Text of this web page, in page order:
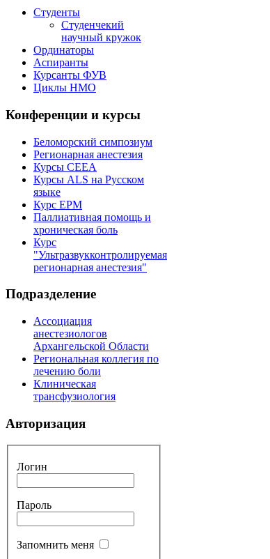
Студенты
Студенчекий
научный кружок
Ординаторы
Аспиранты
Курсанты ФУВ
Циклы НМО
Конференции и курсы
Беломорский симпозиум
Регионарная анестезия
Курсы CEEA
Курсы ALS на Русском
языке
Курс EPM
Паллиативная помощь и
хроническая боль
Курс
"Ультразвукконтролируемая
регионарная анестезия"
Подразделение
Ассоциация
анестезиологов
Архангельской Области
Региональная коллегия по
лечению боли
Клиническая
трансфузиология
Авторизация
Логин
Пароль
Запомнить меня